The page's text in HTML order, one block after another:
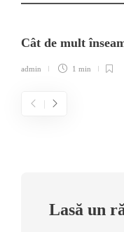
Cât de mult
admin 1 min
Lasă un